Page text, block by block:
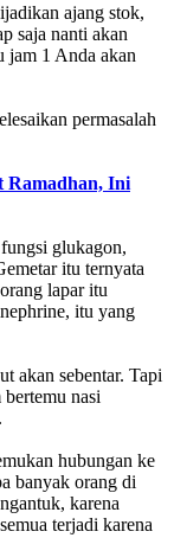
ajang stok,
saja nanti akan
jam 1 Anda akan
permasalah
Ramadhan, Ini
glukagon,
itu ternyata
lapar itu
itu yang
akan sebentar. Tapi
nasi
hubungan ke
banyak orang di
karena
terjadi karena